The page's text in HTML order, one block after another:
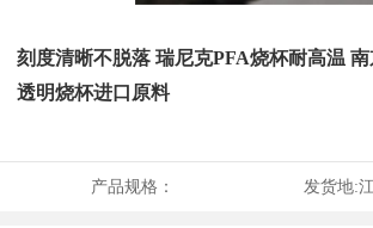
刻度清晰不脱落 瑞尼克PFA烧杯耐高温
透明烧杯进口原料
产品规格： 发货地: